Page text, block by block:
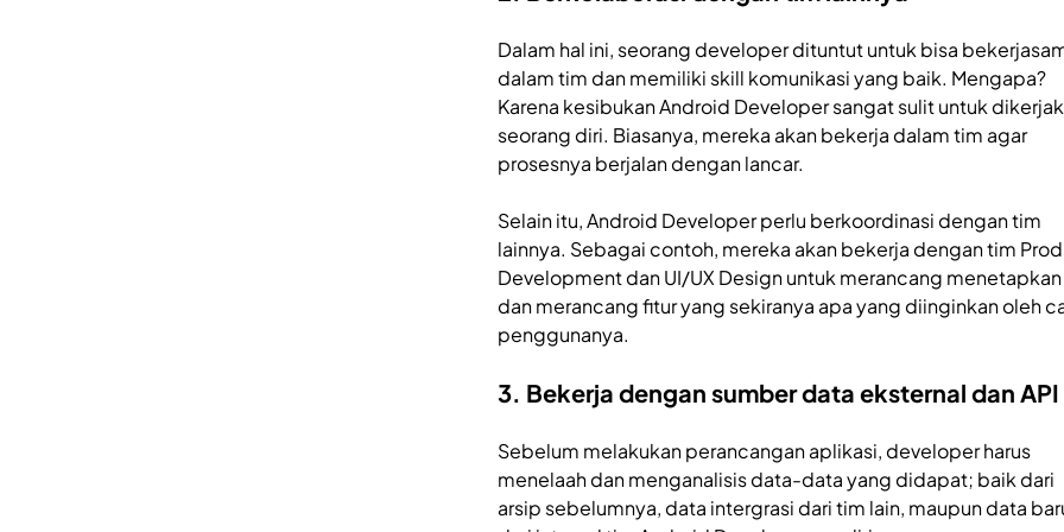
Dalam hal ini, seorang developer dituntut untuk bisa
dalam tim dan memiliki skill komunikasi yang baik. Mengapa?
Karena kesibukan Android Developer sangat sulit untuk
seorang diri. Biasanya, mereka akan bekerja dalam tim agar
prosesnya berjalan dengan lancar.
Selain itu, Android Developer perlu berkoordinasi dengan tim
lainnya. Sebagai contoh, mereka akan bekerja dengan tim
Development dan UI/UX Design untuk merancang menetapkan
dan merancang fitur yang sekiranya apa yang diinginkan oleh
penggunanya.
3. Bekerja dengan sumber data eksternal dan API
Sebelum melakukan perancangan aplikasi, developer harus
menelaah dan menganalisis data-data yang didapat; baik dari
arsip sebelumnya, data intergrasi dari tim lain, maupun data